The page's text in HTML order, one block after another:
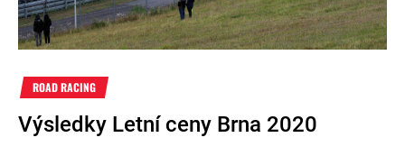
ROAD RACING
Výsledky Letní ceny Brna 2020